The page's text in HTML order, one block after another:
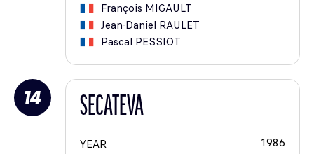
François MIGAULT
Jean-Daniel RAULET
Pascal PESSIOT
14 SECATEVA
YEAR
1986